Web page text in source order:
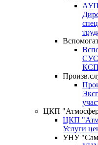
АУП
СУС
КСП
ЦКП
ЦКП
Услуги
УНУ